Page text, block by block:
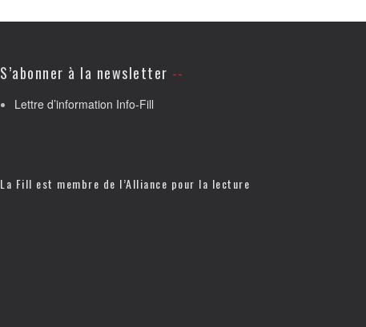
S’abonner à la newsletter
Lettre d’information Info-Fill
La Fill est membre de l’Alliance pour la lecture